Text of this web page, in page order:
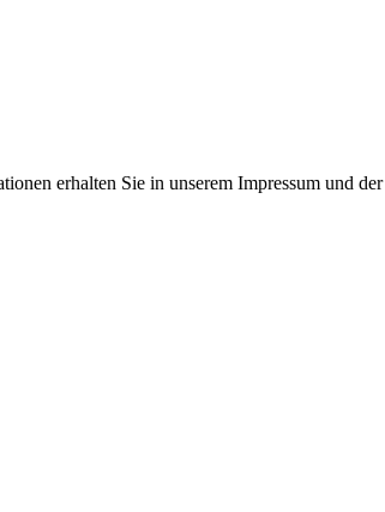
erhalten Sie in unserem Impressum und der